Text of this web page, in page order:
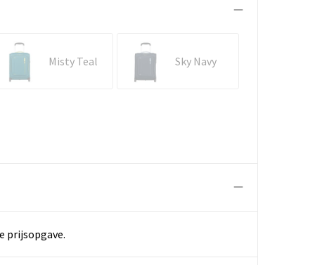
Misty Teal Sky Navy
prijsopgave.